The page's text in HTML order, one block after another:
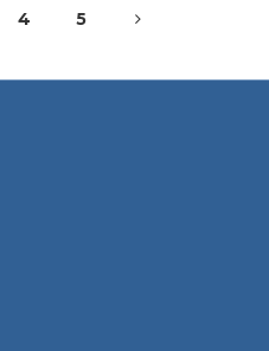
4 5